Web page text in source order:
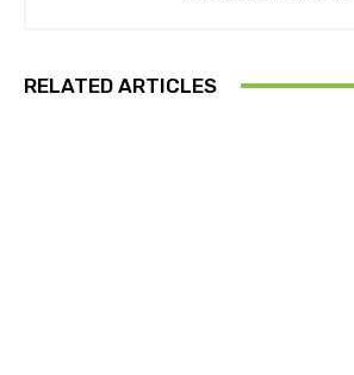
RELATED ARTICLES